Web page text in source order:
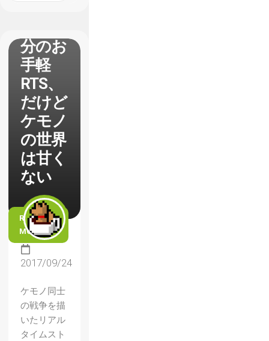
分のお
手軽
RTS、
だけど
ケモノ
の世界
は甘く
ない
READ
MORE
2017/09/24
ケモノ同士
の戦争を描
いたリアル
タイムスト